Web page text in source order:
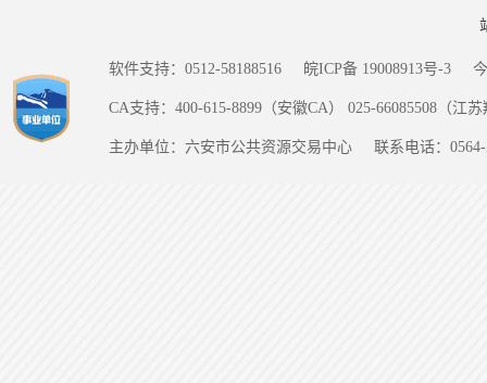
软件支持：0512-58188516 皖ICP备 19008913号-3
CA支持：400-615-8899（安徽CA） 025-66085508（江
主办单位：六安市公共资源交易中心 联系电话：0564-